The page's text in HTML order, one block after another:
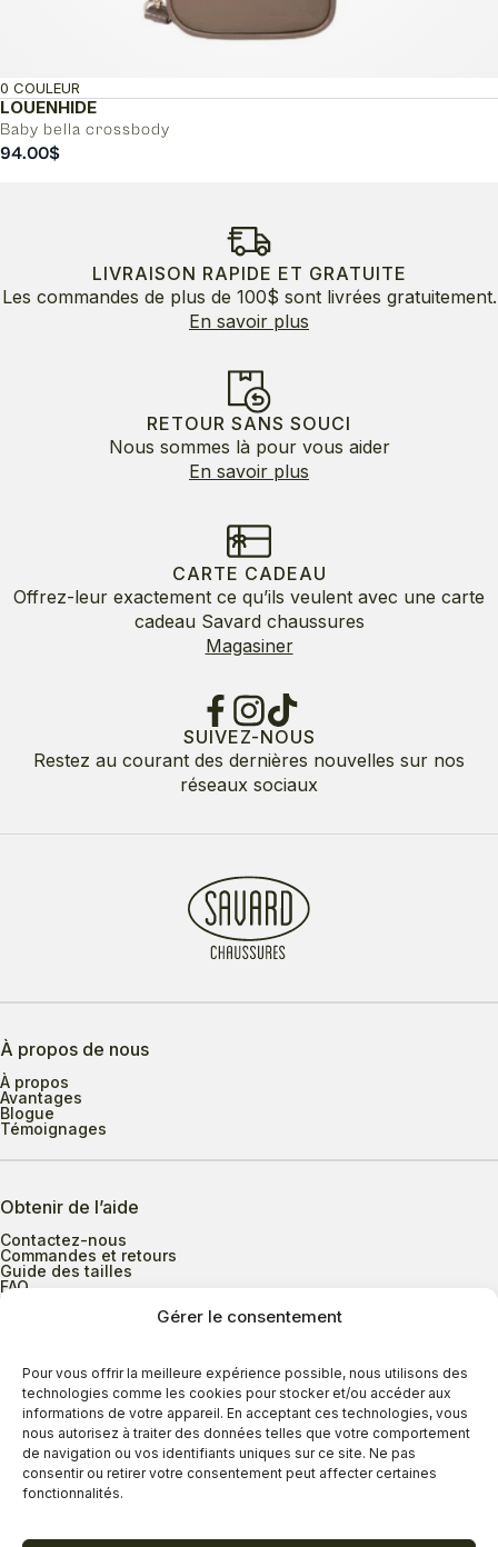
Gérer le consentement
Pour vous offrir la meilleure expérience possible, nous utilisons des
technologies comme les cookies pour stocker et/ou accéder aux
informations de votre appareil. En acceptant ces technologies, vous
nous autorisez à traiter des données telles que votre comportement
de navigation ou vos identifiants uniques sur ce site. Ne pas
consentir ou retirer votre consentement peut affecter certaines
fonctionnalités.
LOUENHIDE
Baby bella crossbody
0 COULEUR
94.00$
LIVRAISON RAPIDE ET GRATUITE
Les commandes de plus de 100$ sont livrées gratuitement.
En savoir plus
RETOUR SANS SOUCI
Nous sommes là pour vous aider
En savoir plus
CARTE CADEAU
Offrez-leur exactement ce qu’ils veulent avec une carte
cadeau Savard chaussures
Magasiner
SUIVEZ-NOUS
Restez au courant des dernières nouvelles sur nos
réseaux sociaux
À propos de nous
À propos
Avantages
Blogue
Témoignages
Obtenir de l’aide
Contactez-nous
Commandes et retours
Guide des tailles
FAQ
Heures d’ouverture
Lundi au mercredi
9h00 à 17h30
Jeudi
9h00 à 20h00
Vendredi
9h00 à 18h00
Dimanche
11h00 à 16h30